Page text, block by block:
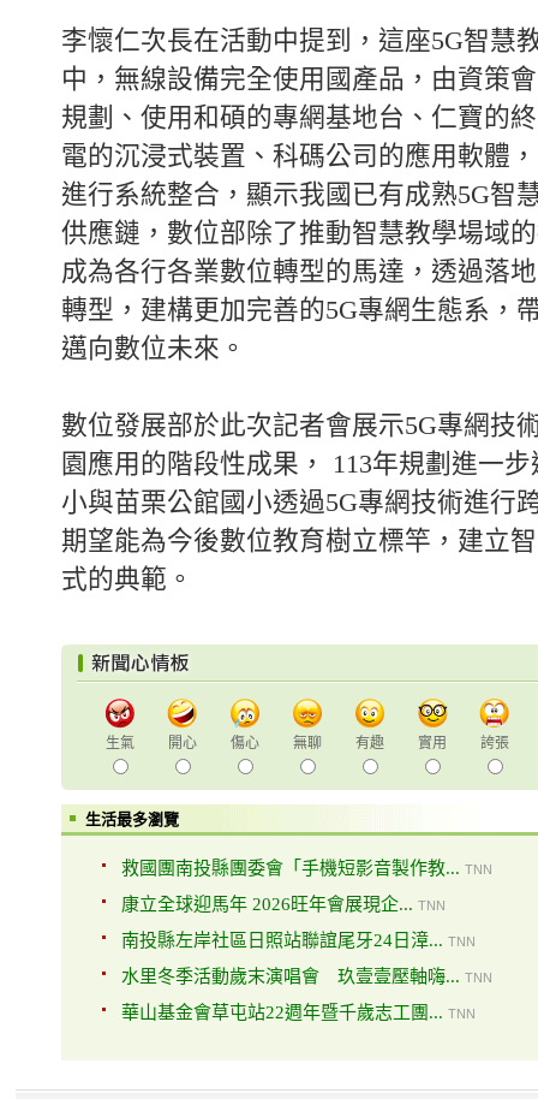
李懷仁次長在活動中提到，這座5G智慧
中，無線設備完全使用國產品，由資策
規劃、使用和碩的專網基地台、仁寶的
電的沉浸式裝置、科碼公司的應用軟體
進行系統整合，顯示我國已有成熟5G智
供應鏈，數位部除了推動智慧教學場域
成為各行各業數位轉型的馬達，透過落
轉型，建構更加完善的5G專網生態系，
邁向數位未來。
數位發展部於此次記者會展示5G專網技
園應用的階段性成果， 113年規劃進一
小與苗栗公館國小透過5G專網技術進行
期望能為今後數位教育樹立標竿，建立
式的典範。
生氣 開心 傷心 無聊 有趣 實用 誇張
生活最多瀏覽
救國團南投縣團委會「手機短影音製作教... TNN
康立全球迎馬年 2026旺年會展現企... TNN
南投縣左岸社區日照站聯誼尾牙24日漳... TNN
水里冬季活動歲末演唱會 玖壹壹壓軸嗨... TNN
華山基金會草屯站22週年暨千歲志工團... TNN